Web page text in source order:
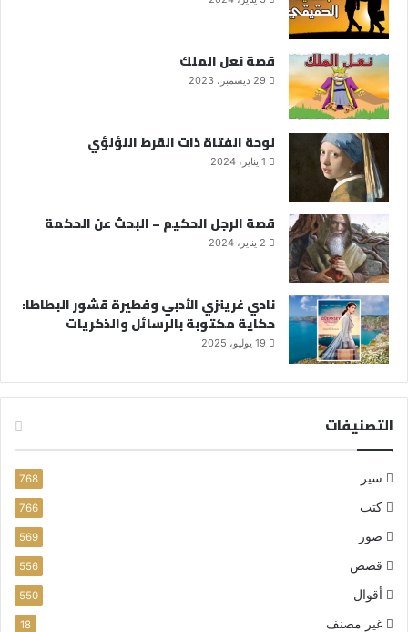
قصة نعل الملك
29 ديسمبر، 2023
لوحة الفتاة ذات القرط اللؤلؤي
1 يناير، 2024
قصة الرجل الحكيم – البحث عن الحكمة
2 يناير، 2024
نادي غرينزي الأدبي وفطيرة قشور البطاطا:
حكاية مكتوبة بالرسائل والذكريات
19 يوليو، 2025
التصنيفات
سير 768
كتب 766
صور 569
قصص 556
أقوال 550
غير مصنف 18